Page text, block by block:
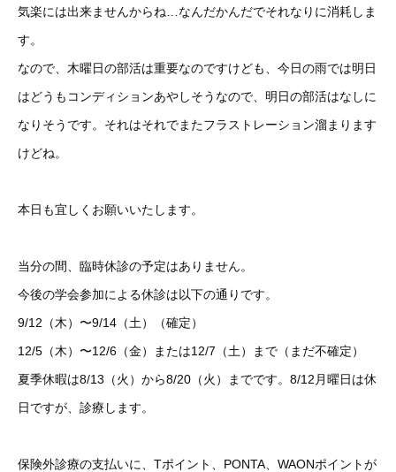
気楽には出来ませんからね…なんだかんだでそれなりに消耗しま
す。
なので、木曜日の部活は重要なのですけども、今日の雨では明日
はどうもコンディションあやしそうなので、明日の部活はなしに
なりそうです。それはそれでまたフラストレーション溜まります
けどね。
本日も宜しくお願いいたします。
当分の間、臨時休診の予定はありません。
今後の学会参加による休診は以下の通りです。
9/12（木）〜9/14（土）（確定）
12/5（木）〜12/6（金）または12/7（土）まで（まだ不確定）
夏季休暇は8/13（火）から8/20（火）までです。8/12月曜日は休
日ですが、診療します。
保険外診療の支払いに、Tポイント、PONTA、WAONポイントが